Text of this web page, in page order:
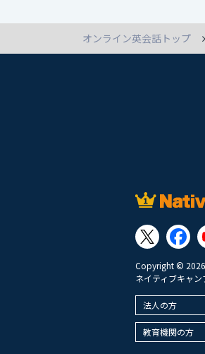
オンライン英会話トップ
Copyright ©
ネイティブキャン
法人の方
教育機関の方